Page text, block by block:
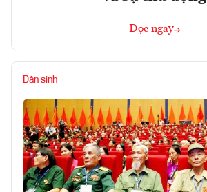
Đọc ngay
Dân sinh